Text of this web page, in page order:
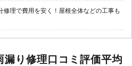
理で費用を安く！屋根全体などの工事も
り修理口コミ評価平均